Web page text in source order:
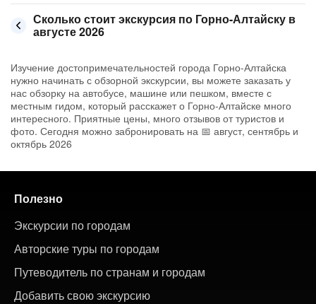
Сколько стоит экскурсия по Горно-Алтайску в
августе 2026
Изучение достопримечательностей города Горно-Алтайска
нужно начинать с обзорной экскурсии, вы можете заказать у
нас обзорку на автобусе, машине или пешком, вместе с
местным гидом, который расскажет о Горно-Алтайске много
интересного. Приятные цены, много отзывов от туристов и
фото. Сегодня можно забронировать на 📅 август, сентябрь и
октябрь 2026
Полезно
Экскурсии по городам
Авторские туры по городам
Путеводитель по странам и городам
Добавить свою экскурсию